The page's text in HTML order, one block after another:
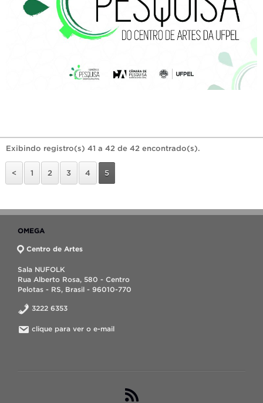
Exibindo registro(s) 41 a 42 de 42 encontrado(s).
< 1 2 3 4 5
OMEGA
Centro de Artes
Sala NUFOLK
Rua Alberto Rosa, 580 - Centro
Pelotas - RS, Brasil - 96010-770
3222 6353
clique para ver o e-mail